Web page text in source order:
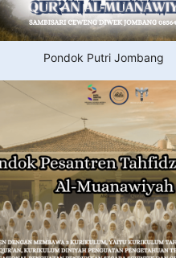
Pondok Putri Jombang